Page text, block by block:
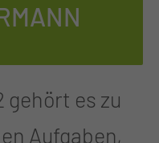
gehört es zu
Aufgaben,